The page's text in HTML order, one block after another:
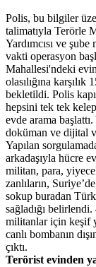
Polis, bu bilgiler
talimatıyla Terörle
Yardımcısı ve
vakti operasyon
Mahallesi'ndeki evin
olasılığına
bekletildi. Polis
hepsini tek tek
evde arama
doküman ve dijital
Yapılan
arkadaşıyla hücre
militan, para,
zanlıların,
sokup buradan
sağladığı
militanlar için keşif
canlı bombanın
çıktı.
Terörist evinden